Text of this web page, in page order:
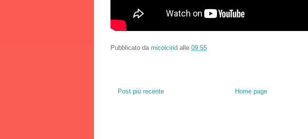
Pubblicato da micolcirid alle 09:55
Post più recente Home page